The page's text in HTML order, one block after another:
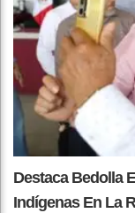
Destaca Bedolla
Indígenas En La